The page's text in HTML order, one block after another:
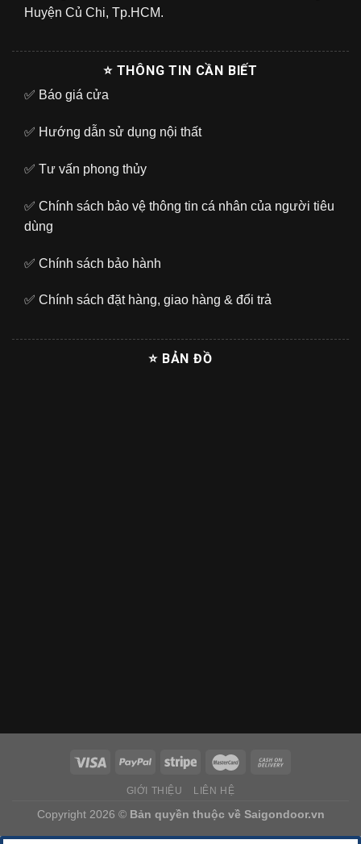
Huyện Củ Chi, Tp.HCM.
⭐ THÔNG TIN CẦN BIẾT
✅ Báo giá cửa
✅ Hướng dẫn sử dụng nội thất
✅ Tư vấn phong thủy
✅ Chính sách bảo vệ thông tin cá nhân của người tiêu
dùng
✅ Chính sách bảo hành
✅ Chính sách đặt hàng, giao hàng & đổi trả
⭐ BẢN ĐỒ
GIỚI THIỆU LIÊN HỆ
Copyright 2026 © Bản quyền thuộc về Saigondoor.vn